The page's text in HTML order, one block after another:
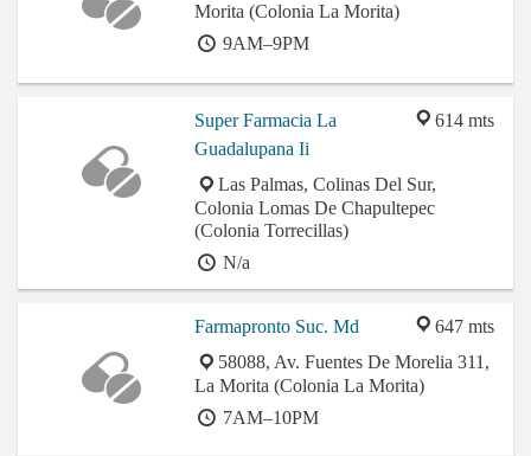
Morita (Colonia La Morita)
9AM–9PM
614 mts
Super Farmacia La
Guadalupana Ii
Las Palmas, Colinas Del Sur,
Colonia Lomas De Chapultepec
(Colonia Torrecillas)
N/a
647 mts
Farmapronto Suc. Md
58088, Av. Fuentes De Morelia 311,
La Morita (Colonia La Morita)
7AM–10PM